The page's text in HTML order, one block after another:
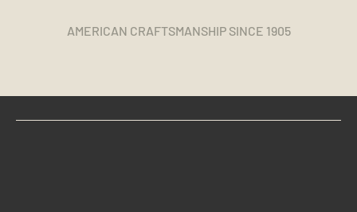
AMERICAN CRAFTSMANSHIP SINCE 1905